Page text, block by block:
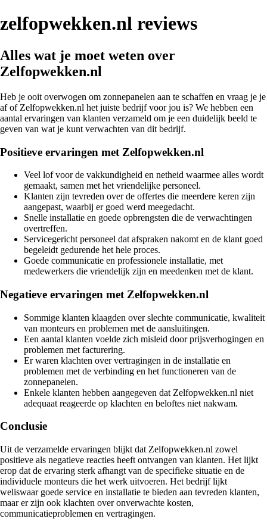
zelfopwekken.nl reviews
Alles wat je moet weten over
Zelfopwekken.nl
Heb je ooit overwogen om zonnepanelen aan te schaffen en vraag je je
af of Zelfopwekken.nl het juiste bedrijf voor jou is? We hebben een
aantal ervaringen van klanten verzameld om je een duidelijk beeld te
geven van wat je kunt verwachten van dit bedrijf.
Positieve ervaringen met Zelfopwekken.nl
Veel lof voor de vakkundigheid en netheid waarmee alles wordt
gemaakt, samen met het vriendelijke personeel.
Klanten zijn tevreden over de offertes die meerdere keren zijn
aangepast, waarbij er goed werd meegedacht.
Snelle installatie en goede opbrengsten die de verwachtingen
overtreffen.
Servicegericht personeel dat afspraken nakomt en de klant goed
begeleidt gedurende het hele proces.
Goede communicatie en professionele installatie, met
medewerkers die vriendelijk zijn en meedenken met de klant.
Negatieve ervaringen met Zelfopwekken.nl
Sommige klanten klaagden over slechte communicatie, kwaliteit
van monteurs en problemen met de aansluitingen.
Een aantal klanten voelde zich misleid door prijsverhogingen en
problemen met facturering.
Er waren klachten over vertragingen in de installatie en
problemen met de verbinding en het functioneren van de
zonnepanelen.
Enkele klanten hebben aangegeven dat Zelfopwekken.nl niet
adequaat reageerde op klachten en beloftes niet nakwam.
Conclusie
Uit de verzamelde ervaringen blijkt dat Zelfopwekken.nl zowel
positieve als negatieve reacties heeft ontvangen van klanten. Het lijkt
erop dat de ervaring sterk afhangt van de specifieke situatie en de
individuele monteurs die het werk uitvoeren. Het bedrijf lijkt
weliswaar goede service en installatie te bieden aan tevreden klanten,
maar er zijn ook klachten over onverwachte kosten,
communicatieproblemen en vertragingen.